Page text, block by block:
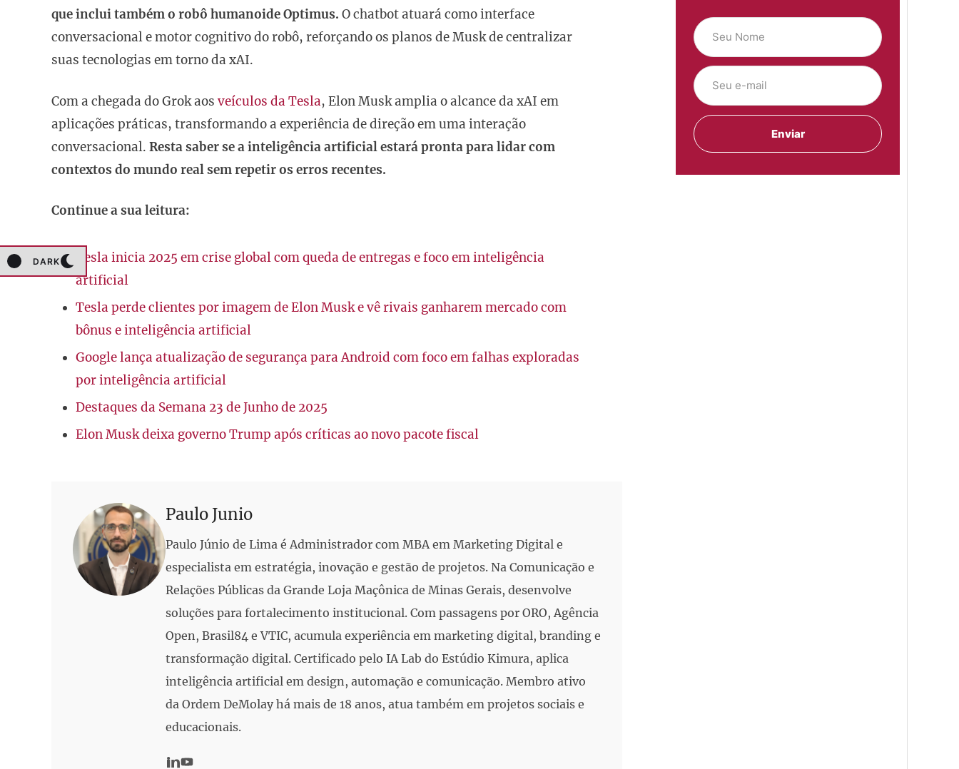
DARK
que inclui também o robô humanoide Optimus. O chatbot atuará como interface
conversacional e motor cognitivo do robô, reforçando os planos de Musk de centralizar
suas tecnologias em torno da xAI.
Com a chegada do Grok aos veículos da Tesla, Elon Musk amplia o alcance da xAI em
aplicações práticas, transformando a experiência de direção em uma interação
conversacional. Resta saber se a inteligência artificial estará pronta para lidar com
contextos do mundo real sem repetir os erros recentes.
Continue a sua leitura:
Tesla inicia 2025 em crise global com queda de entregas e foco em inteligência
artificial
Tesla perde clientes por imagem de Elon Musk e vê rivais ganharem mercado com
bônus e inteligência artificial
Google lança atualização de segurança para Android com foco em falhas exploradas
por inteligência artificial
Destaques da Semana 23 de Junho de 2025
Elon Musk deixa governo Trump após críticas ao novo pacote fiscal
Paulo Junio
Paulo Júnio de Lima é Administrador com MBA em Marketing Digital e
especialista em estratégia, inovação e gestão de projetos. Na Comunicação e
Relações Públicas da Grande Loja Maçônica de Minas Gerais, desenvolve
soluções para fortalecimento institucional. Com passagens por ORO, Agência
Open, Brasil84 e VTIC, acumula experiência em marketing digital, branding e
transformação digital. Certificado pelo IA Lab do Estúdio Kimura, aplica
inteligência artificial em design, automação e comunicação. Membro ativo
da Ordem DeMolay há mais de 18 anos, atua também em projetos sociais e
educacionais.